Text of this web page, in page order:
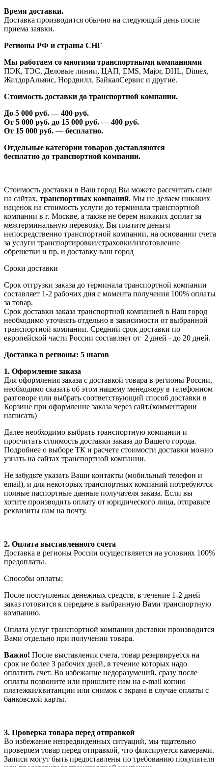
Время доставки.
Доставка производится обычно на следующий день после
приема заявки.
Регионы РФ и страны СНГ
Мы работаем со многими транспортными компаниями
ПЭК, ТЭС, Деловые линии, ЦАП, EMS, Major, DHL, Dimex,
ЖелдорАльянс, Нордвилл, БайкалСервис и другие.
Стоимость доставки до транспортной компании.
До 5 000 руб. —400 руб.
От 5 000 руб. до 15 000 руб. —400 руб.
От 15 000 руб. — бесплатно.
Отдельные категории товаров доставляются
бесплатно до транспортной компании.
Стоимость доставки в Ваш город Вы можете рассчитать сами
на сайтах, транспортных компаний. Мы не делаем никаких
наценок на стоимость услуги до терминала транспортной
компании в г. Москве, а также не берем никаких доплат за
межтерминальную перевозку, Вы платите деньги
непосредственно транспортной компании, на основании счета
за услуги транспортировки/страховки/изготовление
обрешетки и пр, и доставку ваш город
Сроки доставки
Срок отгрузки заказа до терминала транспортной компании
составляет 1-2 рабочих дня с момента получения 100% оплаты
за товар.
Срок доставки заказа транспортной компанией в Ваш город
необходимо уточнять отдельно в зависимости от выбранной
транспортной компании. Средний срок доставки по
европейской части России составляет от 2 дней - до 20 дней.
Доставка в регионы: 5 шагов
1. Оформление заказа
Для оформления заказа с доставкой товара в регионы России,
необходимо сказать об этом нашему менеджеру в телефонном
разговоре или выбрать соответствующий способ доставки в
Корзине при оформление заказа через сайт.(комментарии
написать)
Далее необходимо выбрать транспортную компании и
просчитать стоимость доставки заказа до Вашего города.
Подробнее о выборе ТК и расчете стоимости доставки можно
узнать на сайтах транспортной компании.
Не забудьте указать Ваши контакты (мобильный телефон и
email), и для некоторых транспортных компаний потребуются
полные паспортные данные получателя заказа. Если вы
хотите производить оплату от юридического лица, отправьте
реквизиты нам на почту.
2. Оплата выставленного счета
Доставка в регионы России осуществляется на условиях 100%
предоплаты.
Способы оплаты:
После поступления денежных средств, в течение 1-2 дней
заказ готовится к передаче в выбранную Вами транспортную
компанию.
Оплата услуг транспортной компании доставки производится
Вами отдельно при получении товара.
Важно! После выставления счета, товар резервируется на
срок не более 3 рабочих дней, в течение которых надо
оплатить счет. Во избежание недоразумений, сразу после
оплаты позвоните или пришлите нам на e-mail копию
платежки/квитанции или снимок с экрана в случае оплаты с
банковской карты.
3. Проверка товара перед отправкой
Во избежание непредвиденных ситуаций, мы тщательно
проверяем товар перед отправкой, что фиксируется камерами.
Записи могут быть предоставлены по требованию покупателя